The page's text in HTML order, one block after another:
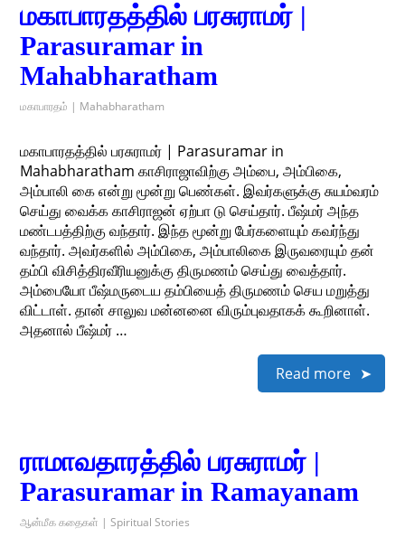
மகாபாரதத்தில் பரசுராமர் |
Parasuramar in
Mahabharatham
மகாபாரதம் | Mahabharatham
மகாபாரதத்தில் பரசுராமர் | Parasuramar in
Mahabharatham காசிராஜாவிற்கு அம்பை, அம்பிகை,
அம்பாலி கை என்று மூன்று பெண்கள். இவர்களுக்கு சுயம்வரம்
செய்து வைக்க காசிராஜன் ஏற்பா டு செய்தார். பீஷ்மர் அந்த
மண்டபத்திற்கு வந்தார். இந்த மூன்று பேர்களையும் கவர்ந்து
வந்தார். அவர்களில் அம்பிகை, அம்பாலிகை இருவரையும் தன்
தம்பி விசித்திரவீரியனுக்கு திருமணம் செய்து வைத்தார்.
அம்பையோ பீஷ்மருடைய தம்பியைத் திருமணம் செய மறுத்து
விட்டாள். தான் சாலுவ மன்னனை விரும்புவதாகக் கூறினாள்.
அதனால் பீஷ்மர் …
Read more
ராமாவதாரத்தில் பரசுராமர் |
Parasuramar in Ramayanam
ஆன்மீக கதைகள் | Spiritual Stories